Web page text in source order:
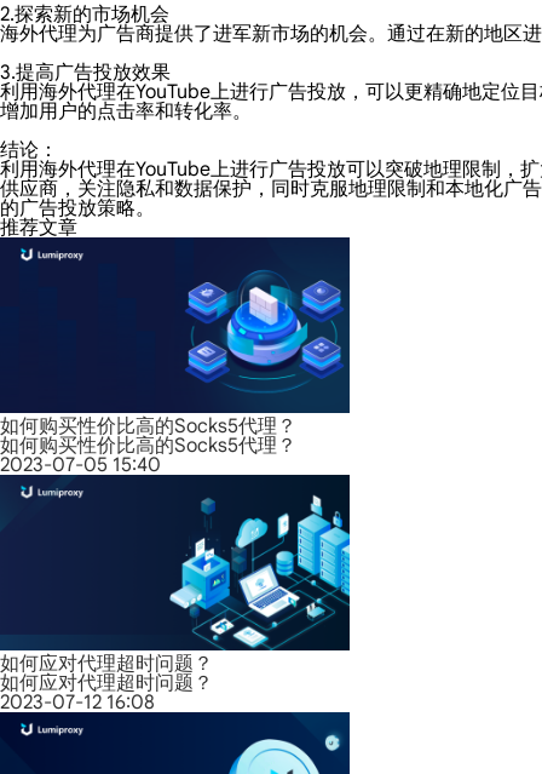
2.探索新的市场机会
海外代理为广告商提供了进军新市场的机会。通过在新的地区
3.提高广告投放效果
利用海外代理在YouTube上进行广告投放，可以更精确地定位
增加用户的点击率和转化率。
结论：
利用海外代理在YouTube上进行广告投放可以突破地理限制，
供应商，关注隐私和数据保护，同时克服地理限制和本地化广
的广告投放策略。
推荐文章
如何购买性价比高的Socks5代理？
如何购买性价比高的Socks5代理？
2023-07-05 15:40
如何应对代理超时问题？
如何应对代理超时问题？
2023-07-12 16:08